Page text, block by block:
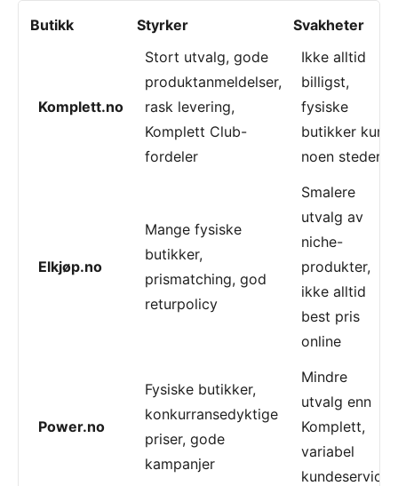
Butikk Styrker Svakheter
Komplett.no
Stort utvalg, gode
produktanmeldelser,
rask levering,
Komplett Club-
fordeler
Ikke alltid
billigst,
fysiske
butikker kun
noen steder
Elkjøp.no
Mange fysiske
butikker,
prismatching, god
returpolicy
Smalere
utvalg av
niche-
produkter,
ikke alltid
best pris
online
Power.no
Fysiske butikker,
konkurransedyktige
priser, gode
kampanjer
Mindre
utvalg enn
Komplett,
variabel
kundeservice